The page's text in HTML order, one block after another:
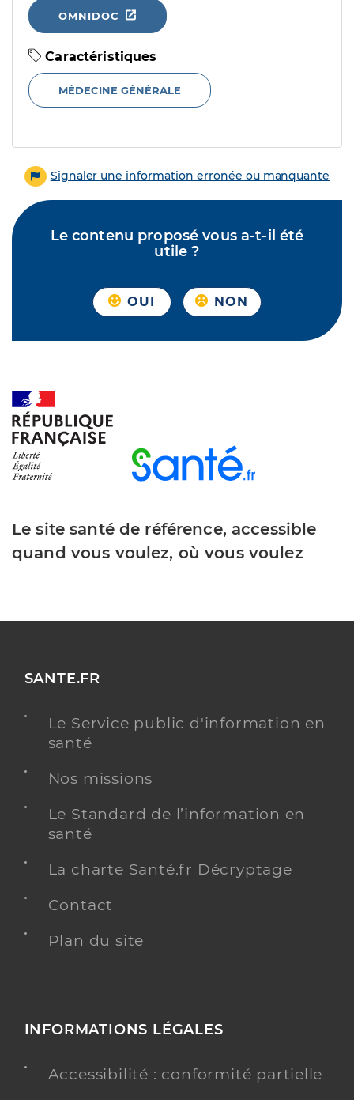
OMNIDOC
Caractéristiques
MÉDECINE GÉNÉRALE
Signaler une information erronée ou manquante
Le contenu proposé vous a-t-il été
utile ?
OUI NON
Le site santé de référence, accessible
quand vous voulez, où vous voulez
SANTE.FR
Le Service public d'information en
santé
Nos missions
Le Standard de l’information en
santé
La charte Santé.fr Décryptage
Contact
Plan du site
INFORMATIONS LÉGALES
Accessibilité : conformité partielle